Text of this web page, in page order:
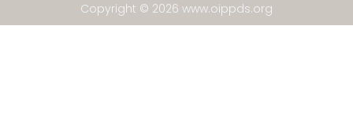
Copyright © 2026 www.oippds.org